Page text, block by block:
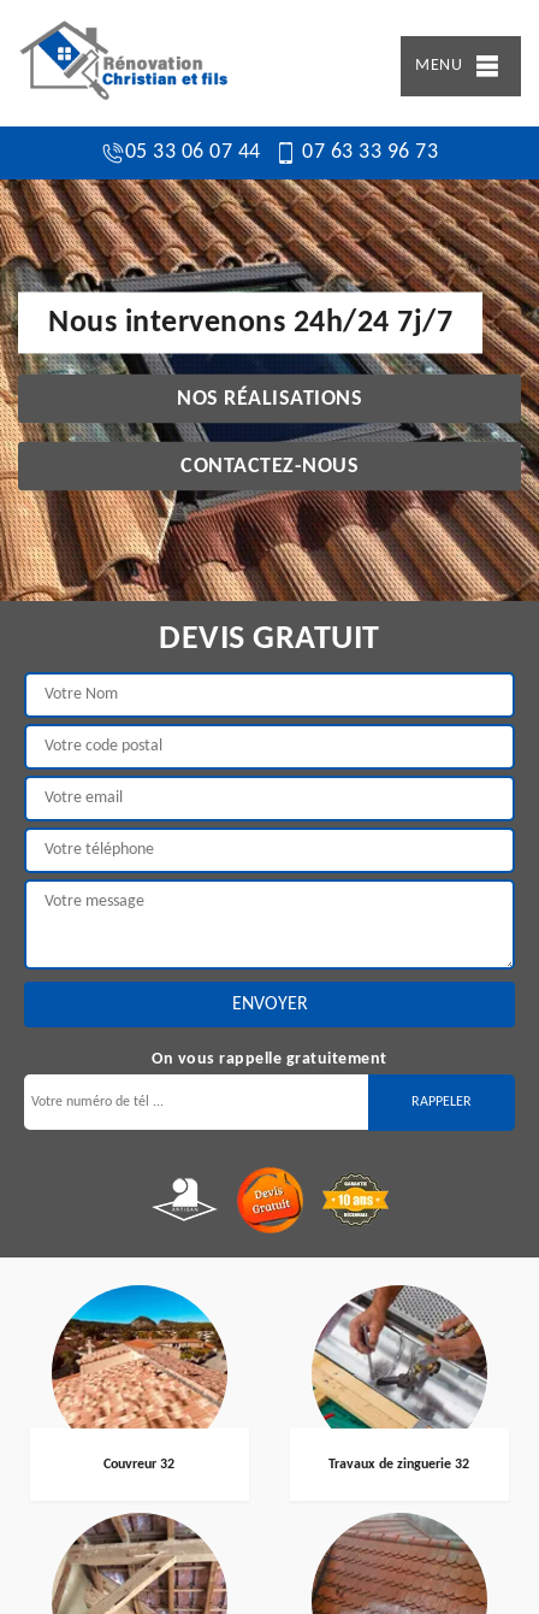
MENU
05 33 06 07 44 07 63 33 96 73
Nous intervenons 24h/24 7j/7
NOS RÉALISATIONS
CONTACTEZ-NOUS
DEVIS GRATUIT
On vous rappelle gratuitement
Couvreur 32 Travaux de zinguerie 32